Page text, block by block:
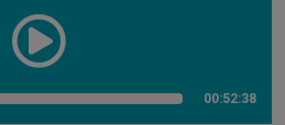
00:52:38